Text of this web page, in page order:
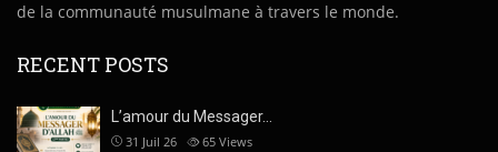
de la communauté musulmane à travers le monde.
RECENT POSTS
L’amour du Messager…
31 Juil 26 65 Views